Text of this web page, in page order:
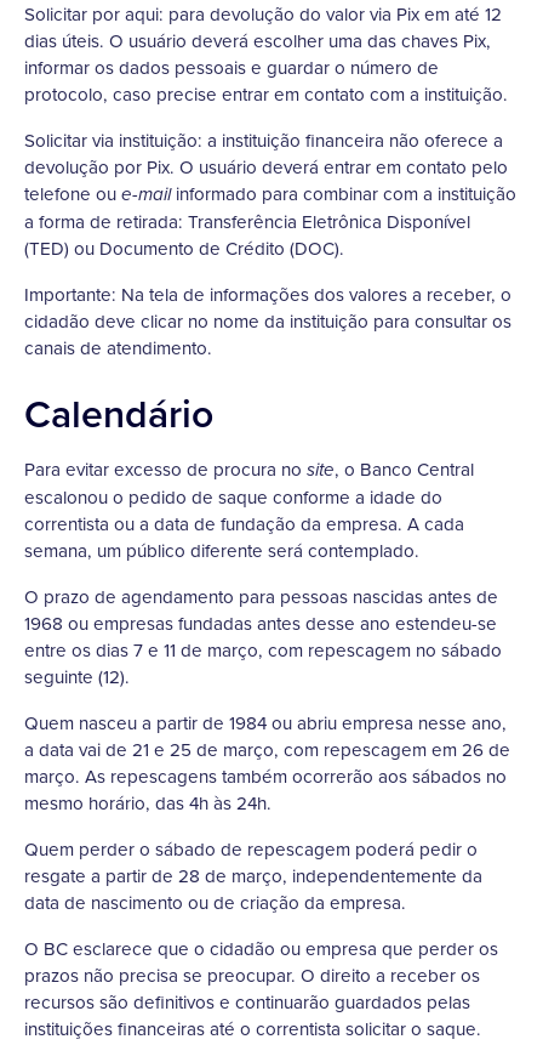
Solicitar por aqui: para devolução do valor via Pix em até 12
dias úteis. O usuário deverá escolher uma das chaves Pix,
informar os dados pessoais e guardar o número de
protocolo, caso precise entrar em contato com a instituição.
Solicitar via instituição: a instituição financeira não oferece a
devolução por Pix. O usuário deverá entrar em contato pelo
telefone ou e-mailinformado para combinar com a instituição
a forma de retirada: Transferência Eletrônica Disponível
(TED) ou Documento de Crédito (DOC).
Importante: Na tela de informações dos valores a receber, o
cidadão deve clicar no nome da instituição para consultar os
canais de atendimento.
Calendário
Para evitar excesso de procura no site, o Banco Central
escalonou o pedido de saque conforme a idade do
correntista ou a data de fundação da empresa. A cada
semana, um público diferente será contemplado.
O prazo de agendamento para pessoas nascidas antes de
1968 ou empresas fundadas antes desse ano estendeu-se
entre os dias 7 e 11 de março, com repescagem no sábado
seguinte (12).
Quem nasceu a partir de 1984 ou abriu empresa nesse ano,
a data vai de 21 e 25 de março, com repescagem em 26 de
março. As repescagens também ocorrerão aos sábados no
mesmo horário, das 4h às 24h.
Quem perder o sábado de repescagem poderá pedir o
resgate a partir de 28 de março, independentemente da
data de nascimento ou de criação da empresa.
O BC esclarece que o cidadão ou empresa que perder os
prazos não precisa se preocupar. O direito a receber os
recursos são definitivos e continuarão guardados pelas
instituições financeiras até o correntista solicitar o saque.